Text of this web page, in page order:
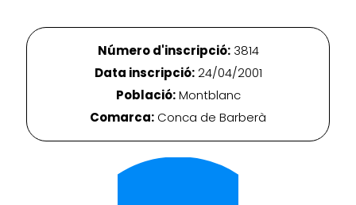
Número d'inscripció:3814
Data inscripció:24/04/2001
Població:Montblanc
Comarca: Conca de Barberà